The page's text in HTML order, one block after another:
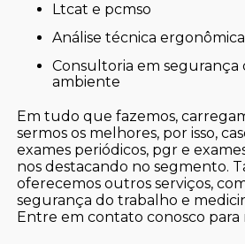
ltcat e pcmso
análise técnica ergonômica
consultoria em segurança do trabalho e meio
ambiente
Em tudo que fazemos,
sermos os melhores, por isso,
exames periódicos, pgr e
nos destacando no segmento.
oferecemos outros serviços,
segurança do trabalho e
Entre em contato conosco para